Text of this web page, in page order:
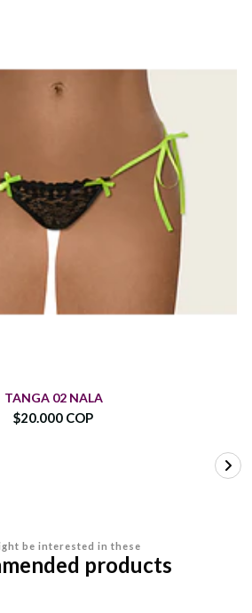
TANGA 02 NALA
$20.000 COP
be interested in these
products